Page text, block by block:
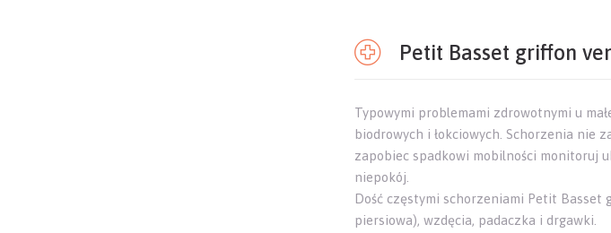
Petit Basset griffon
Typowymi problemami zdrowotnymi u
biodrowych i łokciowych. Schorzenia nie
zapobiec spadkowi mobilności monitoruj
niepokój.
Dość częstymi schorzeniami Petit Basset
piersiowa), wzdęcia, padaczka i drgawki.